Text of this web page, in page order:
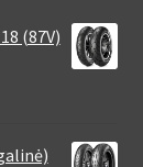
(87V)